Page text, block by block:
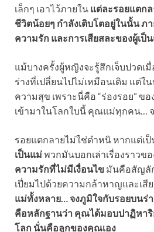
เล็กๆ เอาไว้ภายใน แต่ละรอยแตก
ชีวิตน้อยๆ กำลังเติบโตอยู่ในนั้น ภ
ความรัก และการเสียสละของผู้เป็
แม้บางครั้งผู้หญิงจะรู้สึกเจ็บปวดเ
ร่างที่เปลี่ยนไปไม่เหมือนเดิม แต่ใ
ความสุข เพราะนี่คือ “ร่องรอย” ข
เข้ามาในโลกใบนี้ คุณแม่ทุกคน…
รอยแตกลายไม่ใช่ตำหนิ หากแต่เป็
เป็นแม่พวกมันบอกเล่าเรื่องราวขอ
ความรักที่ไม่มีเงื่อนไข มันคือสัญลั
เปี่ยมไปด้วยความกล้าหาญและเสี
แม่ทั้งหลาย… จงภูมิใจกับรอยบนร่
คือหลักฐานว่า คุณได้มอบปาฏิหา
โลก นั่นคือลูกของคุณเอง